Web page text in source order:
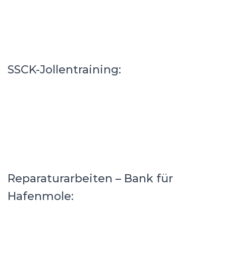
SSCK-Jollentraining:
Reparaturarbeiten – Bank für
Hafenmole: